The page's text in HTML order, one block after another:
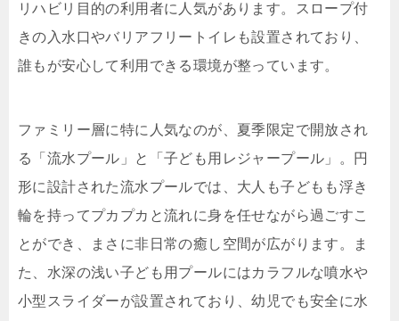
リハビリ目的の利用者に人気があります。スロープ付
きの入水口やバリアフリートイレも設置されており、
誰もが安心して利用できる環境が整っています。
ファミリー層に特に人気なのが、夏季限定で開放され
る「流水プール」と「子ども用レジャープール」。円
形に設計された流水プールでは、大人も子どもも浮き
輪を持ってプカプカと流れに身を任せながら過ごすこ
とができ、まさに非日常の癒し空間が広がります。ま
た、水深の浅い子ども用プールにはカラフルな噴水や
小型スライダーが設置されており、幼児でも安全に水